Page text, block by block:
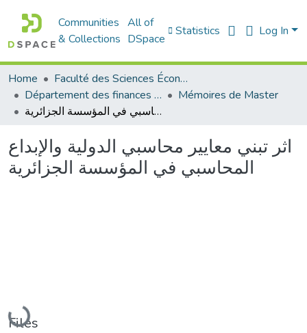
Communities
& Collections
All of
DSpace
Statistics Log In
Home
Faculté des Sciences Économiques Commerciales et des Sciences de Gestion
Département des finances et de comptabilité
Mémoires de Master
اثر تبني معايير محاسبي الدولية والإبداع المحاسبي في المؤسسة الجزائرية
اثر تبني معايير محاسبي الدولية والإبداع
المحاسبي في المؤسسة الجزائرية
Loading...
Files